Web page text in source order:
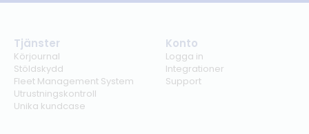
Tjänster
Körjournal
Stöldskydd
Fleet Management System
Utrustningskontroll
Unika kundcase
Konto
Logga in
Integrationer
Support